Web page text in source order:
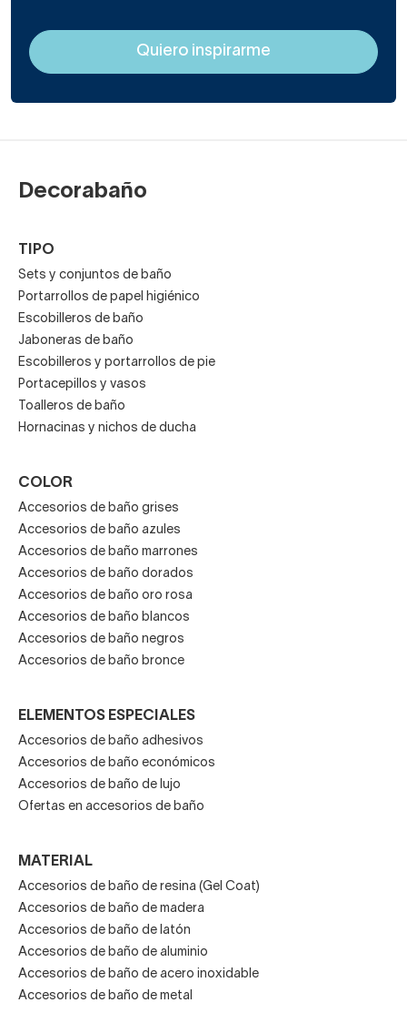
todos de una vez, consulta nuestros conjuntos o sets de
baño de color blanco o blanco y negro.
Decorabaño
TIPO
Sets y conjuntos de baño
Portarrollos de papel higiénico
Escobilleros de baño
Jaboneras de baño
Escobilleros y portarrollos de pie
Portacepillos y vasos
Toalleros de baño
Hornacinas y nichos de ducha
COLOR
Accesorios de baño grises
Accesorios de baño azules
Accesorios de baño marrones
Accesorios de baño dorados
Accesorios de baño oro rosa
Accesorios de baño blancos
Accesorios de baño negros
Accesorios de baño bronce
ELEMENTOS ESPECIALES
Accesorios de baño adhesivos
Accesorios de baño económicos
Accesorios de baño de lujo
Ofertas en accesorios de baño
MATERIAL
Accesorios de baño de resina (Gel Coat)
Accesorios de baño de madera
Accesorios de baño de latón
Accesorios de baño de aluminio
Accesorios de baño de acero inoxidable
Accesorios de baño de metal